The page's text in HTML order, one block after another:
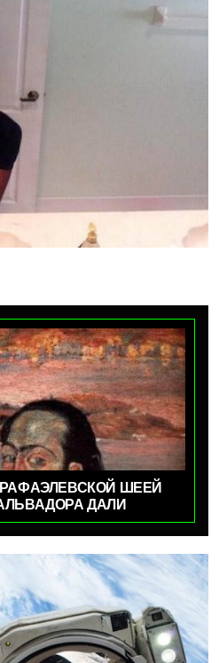
ШЕЕЙ
ДАЛИ